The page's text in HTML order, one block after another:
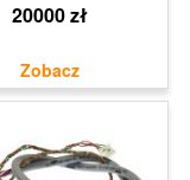
20000 zł